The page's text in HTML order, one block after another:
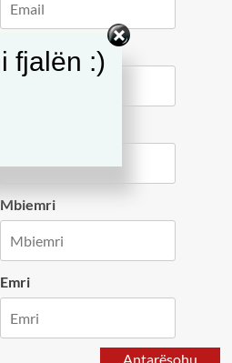
City
Mbiemri
Emri
Antarësohu
fjalën :)